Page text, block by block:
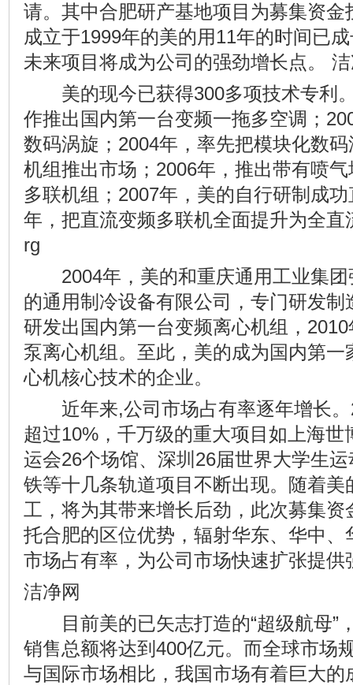
请。其中合肥研产基地项目为募集资
成立于1999年的美的用11年的时间已
未来项目将成为公司的强劲增长点。
美的现今已获得300多项技术专利
作推出国内第一台变频一拖多空调；
数码涡旋；2004年，率先把模块化数
机组推出市场；2006年，推出带有喷
多联机组；2007年，美的自行研制成
年，把直流变频多联机全面提升为全直
rg
2004年，美的和重庆通用工业集团
的通用制冷设备有限公司，专门研发制
研发出国内第一台变频离心机组，
泵离心机组。至此，美的成为国内第
心机核心技术的企业。
近年来,公司市场占有率逐年增长。
超过10%，千万级的重大项目如上海世
运会26个场馆、深圳26届世界大学生
铁等十几条轨道项目不断出现。随着美
工，将为其带来增长后劲，此次募集
托合肥的区位优势，辐射华东、华中
市场占有率，为公司市场快速扩张提供
洁净网
目前美的已矢志打造的“超级航母”
销售总额将达到400亿元。而全球市场
与国际市场相比，我国市场有着巨大的